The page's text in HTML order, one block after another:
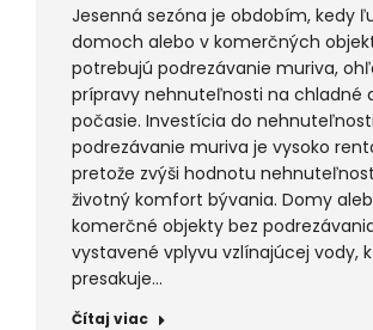
Jesenná sezóna je obdobím, kedy
domoch alebo v komerčných
potrebujú podrezávanie muriva,
prípravy nehnuteľnosti na chladné
počasie. Investícia do
podrezávanie muriva je vysoko
pretože zvýši hodnotu
životný komfort bývania. Domy
komerčné objekty bez
vystavené vplyvu vzlínajúcej vody,
presakuje…
Čítaj viac